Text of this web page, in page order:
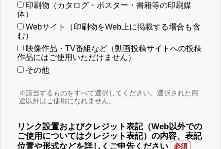
印刷物（カタログ・ポスター・書籍等の印刷媒
体）
Webサイト（印刷物をWeb上に掲載する場合も含
む）
映像作品・TV番組など（動画投稿サイトへの投稿
作品にはご使用いただけません）
その他
※該当するものをすべて選択してください。選択された用
途以外はご使用になれません。
リンク設置およびクレジット表記（Web以外での
ご使用についてはクレジット表記）の内容、表記
位置や形式などを詳しくご申告ください